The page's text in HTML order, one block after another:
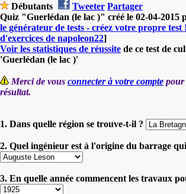
Débutants Tweeter Partager
Quiz "Guerlédan (le lac )" créé le 02-04-2015
le générateur de tests - créez votre propre test !
d'exercices de napoleon22]
Voir les statistiques de réussite de ce test de
'Guerlédan (le lac )'
Merci de vous connecter à votre compte pour
résultat.
1. Dans quelle région se trouve-t-il ?
2. Quel ingénieur est à l'origine du barrage
3. En quelle année commencent les travaux